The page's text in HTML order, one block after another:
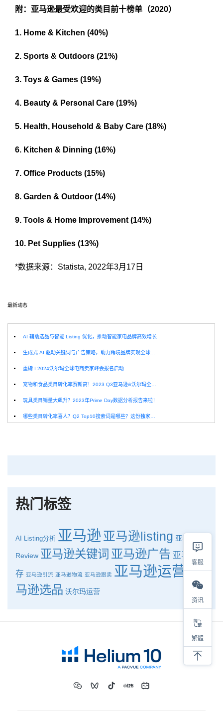
附：亚马逊最受欢迎的类目前十榜单（2020）
1. Home & Kitchen (40%)
2. Sports & Outdoors (21%)
3. Toys & Games (19%)
4. Beauty & Personal Care (19%)
5. Health, Household & Baby Care (18%)
6. Kitchen & Dinning (16%)
7. Office Products (15%)
8. Garden & Outdoor (14%)
9. Tools & Home Improvement (14%)
10. Pet Supplies (13%)
*数据来源：Statista, 2022年3月17日
最新动态
AI 辅助选品与智能 Listing 优化，推动智能家电品牌高效增长
生成式 AI 驱动关键词与广告策略，助力跨境品牌实现全球增长突破
重磅 I 2024沃尔玛全球电商卖家峰会报名启动
宠物和食品类目转化率赛新高！2023 Q3亚马逊&沃尔玛全球电商CPC数据发布！
玩具类目销量大飙升？2023年Prime Day数据分析报告来啦！
哪些类目转化率喜人？Q2 Top10搜索词是哪些？这份独家报告来解答！
热门标签
AI Listing分析 亚马逊 亚马逊listing 亚马逊
Review 亚马逊关键词 亚马逊广告 亚马逊库
存 亚马逊引流 亚马逊物流 亚马逊跟卖 亚马逊运营亚
马逊选品 沃尔玛运营
客服
资讯
繁體